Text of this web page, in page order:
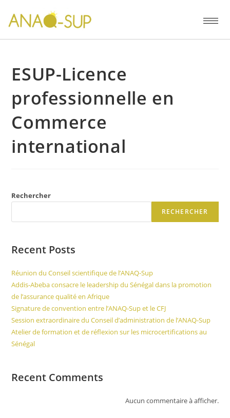
ESUP-Licence
professionnelle en
Commerce
international
Rechercher
RECHERCHER
Recent Posts
Réunion du Conseil scientifique de l’ANAQ-Sup
Addis-Abeba consacre le leadership du Sénégal dans la promotion
de l’assurance qualité en Afrique
Signature de convention entre l’ANAQ-Sup et le CFJ
Session extraordinaire du Conseil d’administration de l’ANAQ-Sup
Atelier de formation et de réflexion sur les microcertifications au
Sénégal
Recent Comments
Aucun commentaire à afficher.